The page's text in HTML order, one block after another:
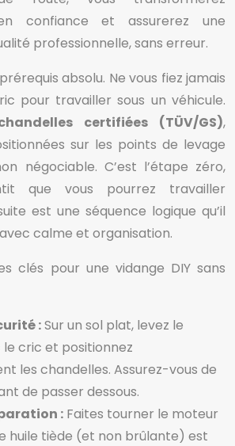
en confiance et assurerez une
professionnelle, sans erreur.
absolu. Ne vous fiez jamais
pour travailler sous un véhicule.
certifiées (TÜV/GS),
sur les points de levage
négociable. C’est l’étape zéro,
que vous pourrez travailler
est une séquence logique qu’il
calme et organisation.
clés pour une vidange DIY sans
:Sur un sol plat, levez le
cric et positionnez
les chandelles. Assurez-vous de
de passer dessous.
: Faites tourner le moteur
huile tiède (et non brûlante) est